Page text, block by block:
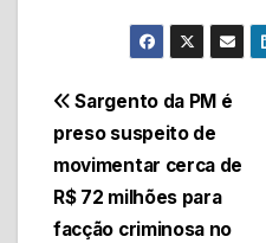
Navegação
de
Post
Sargento da PM é
preso suspeito de
movimentar cerca de
R$ 72 milhões para
facção criminosa no